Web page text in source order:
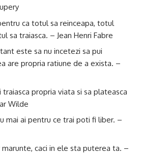
ca totul sa reinceapa, totul
sa traiasca. – Jean Henri Fabre
este sa nu incetezi sa pui
are propria ratiune de a exista. –
propria viata si sa plateasca
Wilde
mai ai pentru ce trai poti fi liber. –
caci in ele sta puterea ta. –